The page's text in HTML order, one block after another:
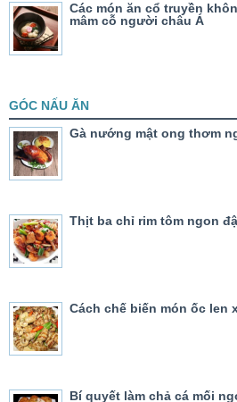
Các món ăn cổ truyền
mâm cỗ người châu Á
GÓC NẤU ĂN
Gà nướng mật ong thơm
Thịt ba chỉ rim tôm ngon
Cách chế biến món ốc len
Bí quyết làm chả cá mối